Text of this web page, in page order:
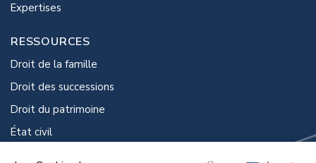
Expertises
RESSOURCES
Droit de la famille
Droit des successions
Droit du patrimoine
État civil